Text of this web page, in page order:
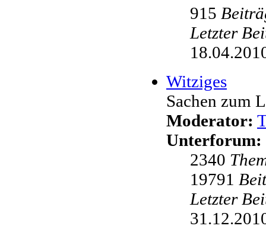
915
Letzter
Witziges
Sachen zum
Moderator:
Unterforum:
2340
19791
Letzter